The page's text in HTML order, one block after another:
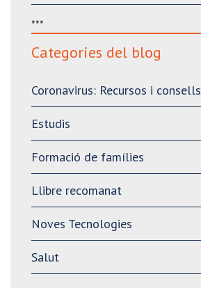
***
Categories del blog
Coronavirus: Recursos i consells
Estudis
Formació de famílies
Llibre recomanat
Noves Tecnologies
Salut